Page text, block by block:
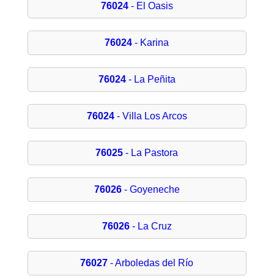
76024- El Oasis
76024 - Karina
76024- La Peñita
76024- Villa Los Arcos
76025 - La Pastora
76026- Goyeneche
76026- La Cruz
76027 - Arboledas del Río